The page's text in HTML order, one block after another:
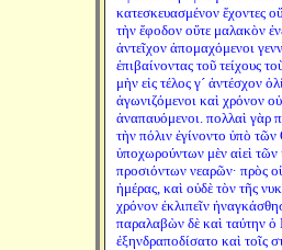
κατεσκευασμένον ἔχοντες
τὴν ἔφοδον οὔτε μαλακὸν
ἀντεῖχον ἀπομαχόμενοι
ἐπιβαίνοντας τοῦ τείχους
μὴν εἰς τέλος γ´ ἀντέσχον
ἀγωνιζόμενοι καὶ χρόνον
ἀναπαυόμενοι. πολλαὶ γὰρ
τὴν πόλιν ἐγίνοντο ὑπὸ
ὑποχωρούντων μὲν αἰεὶ
προσιόντων νεαρῶν· πρὸς
ἡμέρας, καὶ οὐδὲ τὸν τῆς
χρόνον ἐκλιπεῖν
παραλαβὼν δὲ καὶ ταύτην ὁ
ἐξηνδραποδίσατο καὶ τοῖς